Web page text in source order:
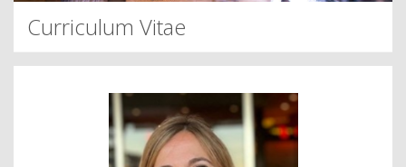
Curriculum Vitae